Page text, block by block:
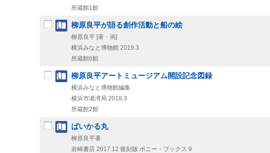
所蔵館1館
柳原良平が語る創作活動と船の絵
柳原良平 [著・画]
横浜みなと博物館 2019.3
所蔵館6館
柳原良平アートミュージアム開設記念図録
横浜みなと博物館編集
横浜市港湾局 2018.3
所蔵館2館
ばいかる丸
柳原良平著
岩崎書店 2017.12 復刻版 ポニー・ブックス 9